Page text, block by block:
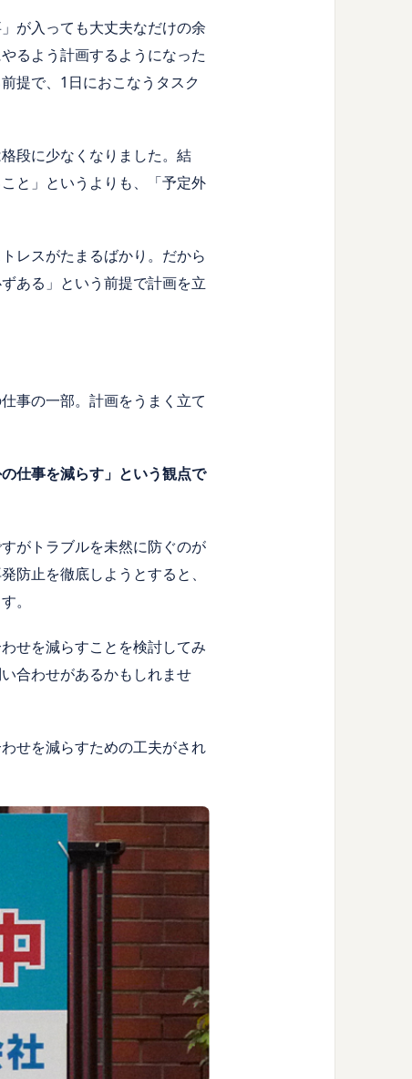
が入っても大丈夫なだけの余
るよう計画するようになった
提で、 1 日におこなうタスク
段に少なくなりました。結
と」というよりも、「予定外
レスがたまるばかり。だから
ある」という前提で計画を立
事の一部。計画をうまく立て
の仕事を減らす」という観点で
がトラブルを未然に防ぐのが
防止を徹底しようとすると、
。
せを減らすことを検討してみ
合わせがあるかもしれませ
せを減らすための工夫がされ